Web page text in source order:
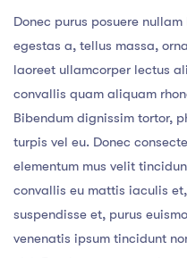
Donec purus posuere
egestas a, tellus massa,
laoreet ullamcorper lectus
convallis quam aliquam
Bibendum dignissim tortor,
turpis vel eu. Donec
elementum mus velit
convallis eu mattis iaculis
suspendisse et, purus
venenatis ipsum tincidunt